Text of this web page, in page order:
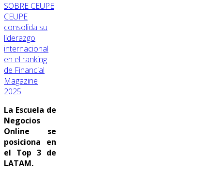
SOBRE CEUPE
CEUPE
consolida su
liderazgo
internacional
en el ranking
de Financial
Magazine
2025
La Escuela de
Negocios
Online se
posiciona en
el Top 3 de
LATAM.